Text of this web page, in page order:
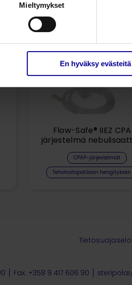
Mieltymykset
En hyväksy evästeitä
Flow-Safe® IIEZ
järjestelmä
CPAP-järjestelmät
Tehohoitopotilaan hengityksen
Fax. +358 9 417 606 90